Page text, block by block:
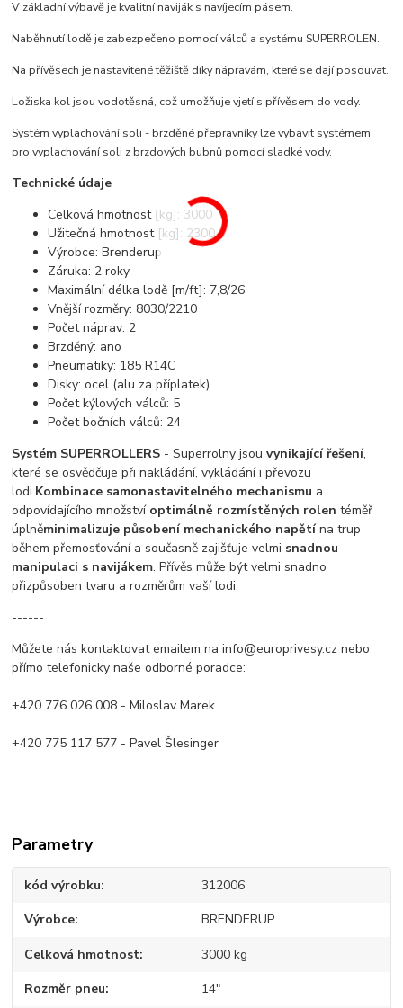
V základní výbavě je kvalitní naviják s navíjecím pásem.
Naběhnutí lodě je zabezpečeno pomocí válců a systému SUPERROLEN.
Na přívěsech je nastavitené těžiště díky nápravám, které se dají posouvat.
Ložiska kol jsou vodotěsná, což umožňuje vjetí s přívěsem do vody.
Systém vyplachování soli - brzděné přepravníky lze vybavit systémem
pro vyplachování soli z brzdových bubnů pomocí sladké vody.
Technické údaje
Celková hmotnost [kg]: 3000
Užitečná hmotnost [kg]: 2300
Výrobce: Brenderup
Záruka: 2 roky
Maximální délka lodě [m/ft]: 7,8/26
Vnější rozměry: 8030/2210
Počet náprav: 2
Brzděný: ano
Pneumatiky: 185 R14C
Disky: ocel (alu za příplatek)
Počet kýlových válců: 5
Počet bočních válců: 24
Systém SUPERROLLERS - Superrolny jsouvynikající řešení,
které se osvědčuje při nakládání, vykládání i převozu
lodi.Kombinace samonastavitelného mechanismu a
odpovídajícího množství optimálně rozmístěných rolen téměř
úplněminimalizuje působení mechanického napětína trup
během přemosťování a současně zajišťuje velmi snadnou
manipulaci s navijákem. Přívěs může být velmi snadno
přizpůsoben tvaru a rozměrům vaší lodi.
------
Můžete nás kontaktovat emailem na info@europrivesy.cz nebo
přímo telefonicky naše odborné poradce:
+420 776 026 008 - Miloslav Marek
+420 775 117 577 - Pavel Šlesinger
Parametry
kód výrobku 312006
Výrobce BRENDERUP
Celková hmotnost 3000 kg
Rozměr pneu 14"